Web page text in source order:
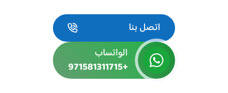
اتصل بنا
الواتساب
+971581311715